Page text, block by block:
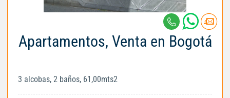
Apartamentos, Venta en Bogotá
3 alcobas, 2 baños, 61,00mts2